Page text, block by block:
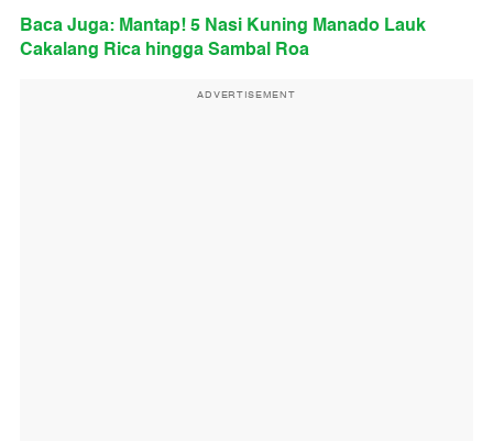
Baca Juga: Mantap! 5 Nasi Kuning Manado Lauk
Cakalang Rica hingga Sambal Roa
ADVERTISEMENT